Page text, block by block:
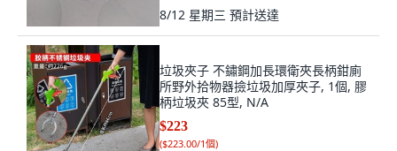
8/12 星期三 預計送達
垃圾夾子 不鏽鋼加長環衛夾長柄鉗廁
所野外拾物器撿垃圾加厚夾子, 1個, 膠
柄垃圾夾 85型, N/A
$223
($223.00/1個)